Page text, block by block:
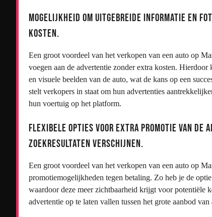
Mogelijkheid om uitgebreide informatie en
kosten.
Een groot voordeel van het verkopen van een auto op
voegen aan de advertentie zonder extra kosten.
en visuele beelden van de auto, wat de kans op een
stelt verkopers in staat om hun advertenties
hun voertuig op het platform.
Flexibele opties voor extra promotie van de
zoekresultaten verschijnen.
Een groot voordeel van het verkopen van een auto op
promotiemogelijkheden tegen betaling. Zo heb je de
waardoor deze meer zichtbaarheid krijgt voor potentiële
advertentie op te laten vallen tussen het grote aanbod